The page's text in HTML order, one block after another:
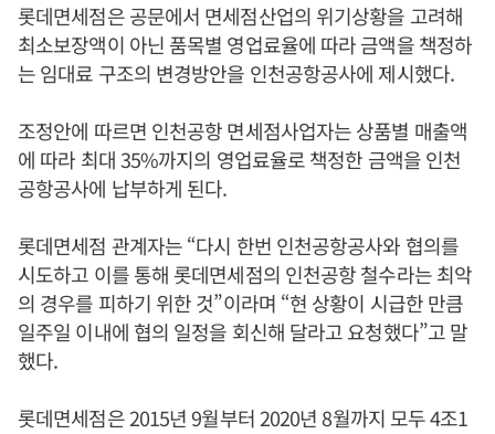
롯데면세점은 공문에서 면세점산업의 위기상황을 고려해
최소보장액이 아닌 품목별 영업료율에 따라 금액을 책정하
는 임대료 구조의 변경방안을 인천공항공사에 제시했다.
조정안에 따르면 인천공항 면세점사업자는 상품별 매출액
에 따라 최대 35%까지의 영업료율로 책정한 금액을 인천
공항공사에 납부하게 된다.
롯데면세점 관계자는 “다시 한번 인천공항공사와 협의를
시도하고 이를 통해 롯데면세점의 인천공항 철수라는 최악
의 경우를 피하기 위한 것”이라며 “현 상황이 시급한 만큼
일주일 이내에 협의 일정을 회신해 달라고 요청했다”고 말
했다.
롯데면세점은 2015년 9월부터 2020년 8월까지 모두 4조1